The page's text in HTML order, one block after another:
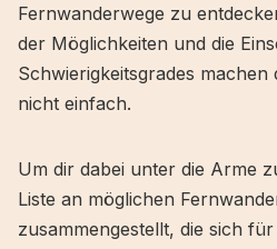
Fernwanderwege zu
der Möglichkeiten und die
Schwierigkeitsgrades machen
nicht einfach.
Um dir dabei unter die Arme
Liste an möglichen
zusammengestellt, die sich